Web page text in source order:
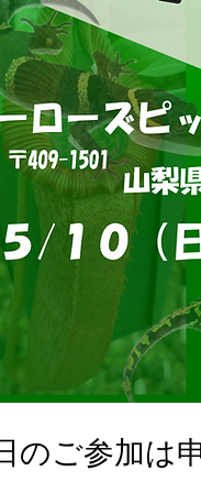
のご参加は